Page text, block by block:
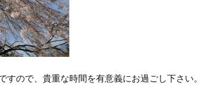
すので、貴重な時間を有意義にお過ごし下さい。